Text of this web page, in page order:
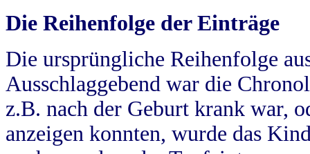
Die Reihenfolge der Einträge
Die ursprüngliche Reihenfolge
Ausschlaggebend war die
z.B. nach der Geburt krank war,
anzeigen konnten, wurde das